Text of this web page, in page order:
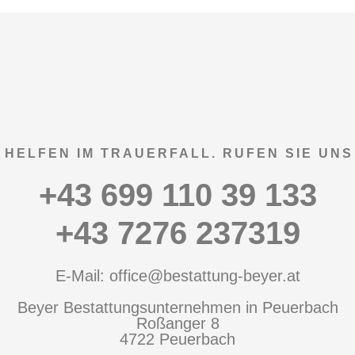
HELFEN IM TRAUERFALL. RUFEN SIE
+43 699 110 39 133
+43 7276 237319
E-Mail: office@bestattung-beyer.at
Beyer Bestattungsunternehmen in Peuerbach
Roßanger 8
4722 Peuerbach